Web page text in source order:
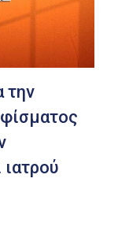
την